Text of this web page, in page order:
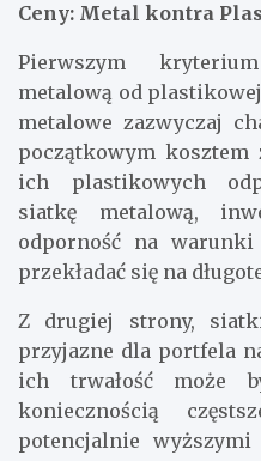
Ceny: Metal kontra
Pierwszym
metalową od
metalowe zazwyczaj
początkowym
ich plastikowych
siatkę metalową,
odporność na
przekładać się na
Z drugiej strony,
przyjazne dla portfela
ich trwałość może
koniecznością
potencjalnie